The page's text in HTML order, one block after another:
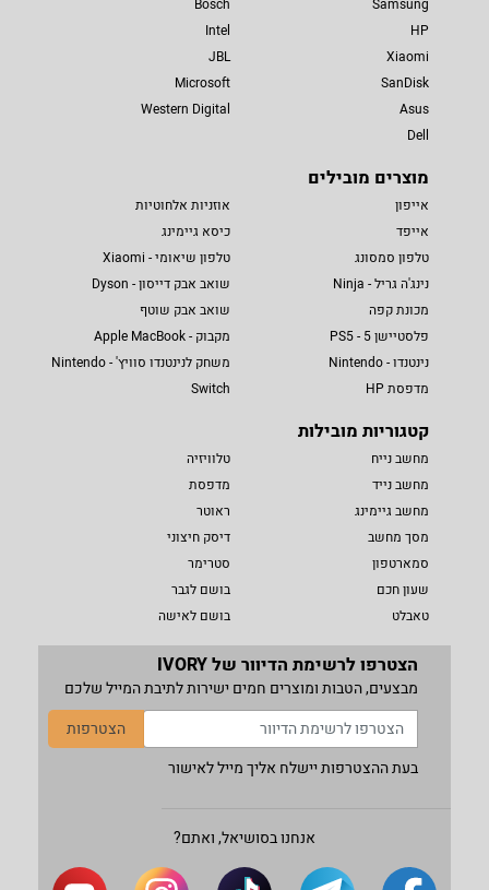
Samsung
HP
Xiaomi
SanDisk
Asus
Dell
Bosch
Intel
JBL
Microsoft
Western Digital
מוצרים מובילים
אייפון
אייפד
טלפון סמסונג
נינג'ה גריל - Ninja
מכונת קפה
פלסטיישן 5 - PS5
נינטנדו - Nintendo
מדפסת HP
אוזניות אלחוטיות
כיסא גיימינג
טלפון שיאומי - Xiaomi
שואב אבק דייסון - Dyson
שואב אבק שוטף
מקבוק - Apple MacBook
משחק לנינטנדו סוויץ' - Nintendo
Switch
קטגוריות מובילות
מחשב נייח
מחשב נייד
מחשב גיימינג
מסך מחשב
סמארטפון
שעון חכם
טאבלט
טלוויזיה
מדפסת
ראוטר
דיסק חיצוני
סטרימר
בושם לגבר
בושם לאישה
הצטרפו לרשימת הדיוור של IVORY
מבצעים, הטבות ומוצרים חמים ישירות לתיבת המייל שלכם
הצטרפות
בעת ההצטרפות יישלח אליך מייל לאישור
אנחנו בסושיאל, ואתם?